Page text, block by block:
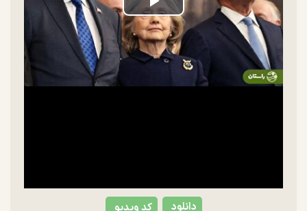
Play
Video
دانلود